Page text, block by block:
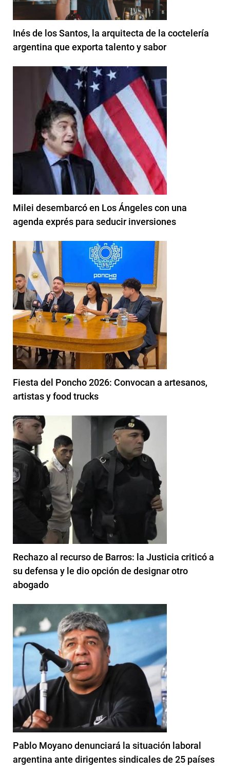
Inés de los Santos, la arquitecta de la coctelería
argentina que exporta talento y sabor
Milei desembarcó en Los Ángeles con una
agenda exprés para seducir inversiones
Fiesta del Poncho 2026: Convocan a artesanos,
artistas y food trucks
Rechazo al recurso de Barros: la Justicia criticó a
su defensa y le dio opción de designar otro
abogado
Pablo Moyano denunciará la situación laboral
argentina ante dirigentes sindicales de 25 países